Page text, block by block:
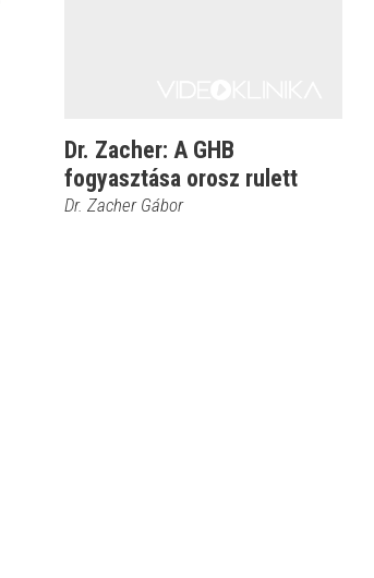
Dr. Zacher: A GHB
fogyasztása orosz rulett
Dr. Zacher Gábor